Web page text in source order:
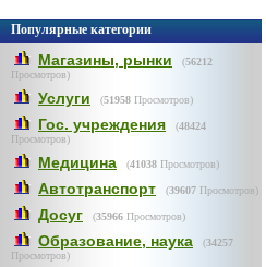
Популярные категории
Магазины, рынки (56212
Просмотров)
Услуги (51958 Просмотров)
Гос. учреждения (48424
Просмотров)
Медицина (41038 Просмотров)
Автотранспорт (39607 Просмотров)
Досуг (35966 Просмотров)
Образование, наука (34257
Просмотров)